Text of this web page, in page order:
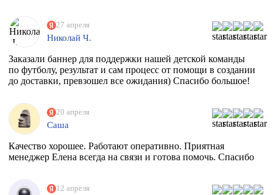
27 апреля
Николай Ч.
Заказали баннер для поддержки нашей детской команды
по футболу, результат и сам процесс от помощи в создании
до доставки, превзошел все ожидания) Спасибо большое!
20 апреля
Саша
Качество хорошее. Работают оперативно. Приятная
менеджер Елена всегда на связи и готова помочь. Спасибо
12 апреля